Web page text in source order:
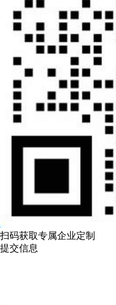
扫码获取专属企业定制
提交信息